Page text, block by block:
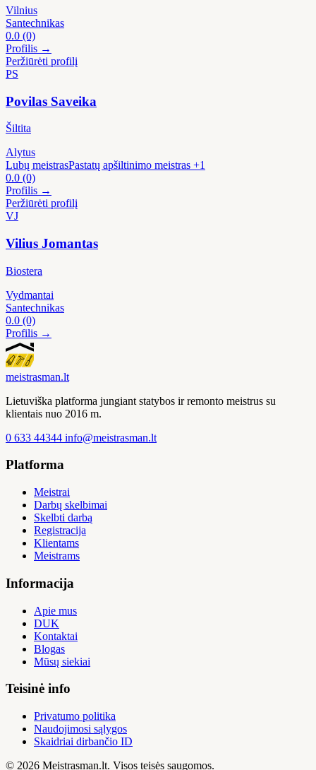
Vilnius
Santechnikas
0.0 (0)
Profilis →
Peržiūrėti profilį
PS
Povilas Saveika
Šiltita
Alytus
Lubų meistrasPastatų apšiltinimo meistras +1
0.0 (0)
Profilis →
Peržiūrėti profilį
VJ
Vilius Jomantas
Biostera
Vydmantai
Santechnikas
0.0 (0)
Profilis →
meistrasman.lt
Lietuviška platforma jungiant statybos ir remonto meistrus su
klientais nuo 2016 m.
0 633 44344 info@meistrasman.lt
Platforma
Meistrai
Darbų skelbimai
Skelbti darbą
Registracija
Klientams
Meistrams
Informacija
Apie mus
DUK
Kontaktai
Blogas
Mūsų siekiai
Teisinė info
Privatumo politika
Naudojimosi sąlygos
Skaidriai dirbančio ID
© 2026 Meistrasman.lt. Visos teisės saugomos.